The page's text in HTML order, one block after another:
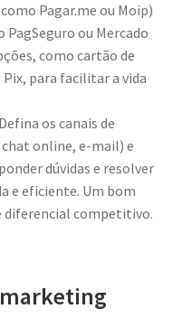
Pagar.me ou Moip)
ou Mercado
como cartão de
para facilitar a vida
Defina os canais de
online, e-mail) e
dúvidas e resolver
e eficiente. Um bom
diferencial competitivo.